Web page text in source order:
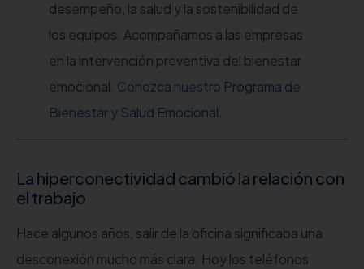
desempeño, la salud y la sostenibilidad de
los equipos. Acompañamos a las empresas
en la intervención preventiva del bienestar
emocional. Conozca nuestro Programa de
Bienestar y Salud Emocional.
La hiperconectividad cambió la relación con
el trabajo
Hace algunos años, salir de la oficina significaba una
desconexión mucho más clara. Hoy los teléfonos